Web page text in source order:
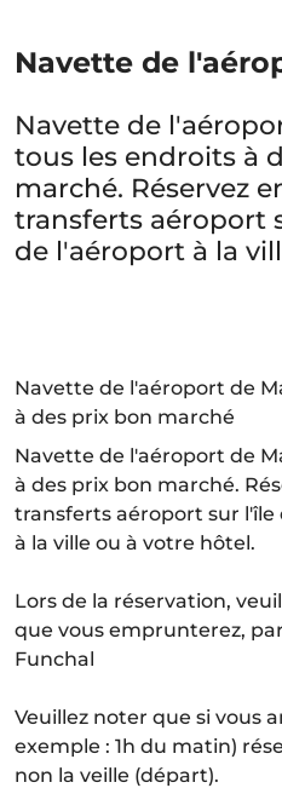
Navette de
Navette de
tous les endroits à
marché. Réservez
transferts aéroport
de l'aéroport à la
Navette de l'aéroport de
à des prix bon marché
Navette de l'aéroport de
à des prix bon marché.
transferts aéroport sur l'île
à la ville ou à votre hôtel.
Lors de la réservation,
que vous emprunterez,
Funchal
Veuillez noter que si vous
exemple : 1h du matin)
non la veille (départ).